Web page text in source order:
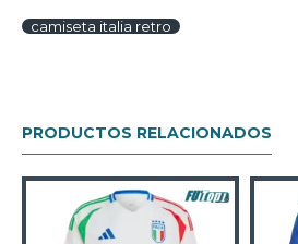
camiseta italia retro
PRODUCTOS RELACIONADOS